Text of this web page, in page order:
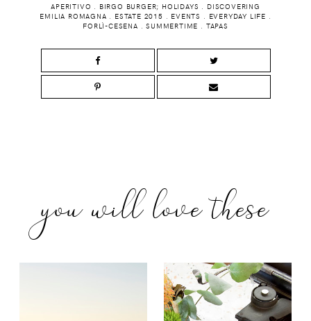
APERITIVO BIRGO BURGER; HOLIDAYS
DISCOVERING
EMILIA ROMAGNA
ESTATE 2015 EVENTS EVERYDAY LIFE
FORLÌ-CESENA .SUMMERTIME TAPAS
you will love these